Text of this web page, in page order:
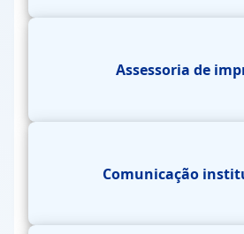
Assessoria de
Comunicação